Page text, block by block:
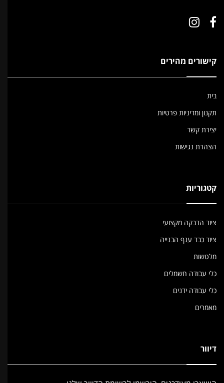
קישורים מהירים
בית
תקנון ומדיניות פרטיות
יצירת קשר
הצהרת נגישות
קטגוריות
ציוד הדבקה מקצועי
ציוד כבד ענף הבנייה
מלטשות
כלי עבודה חשמלים
כלי עבודה ידנים
מאמרים
דיוור